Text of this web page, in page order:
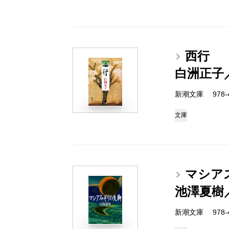
西行
白洲正子
新潮文庫
文庫
マシア
池澤夏樹
新潮文庫